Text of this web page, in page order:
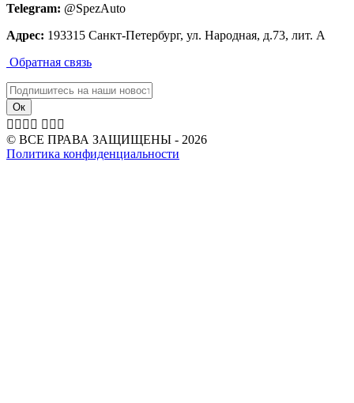
Telegram: @SpezAuto
Адрес: 193315 Санкт-Петербург, ул. Народная, д.73, лит. А
Обратная связь
      
© ВСЕ ПРАВА ЗАЩИЩЕНЫ - 2026
Политика конфиденциальности